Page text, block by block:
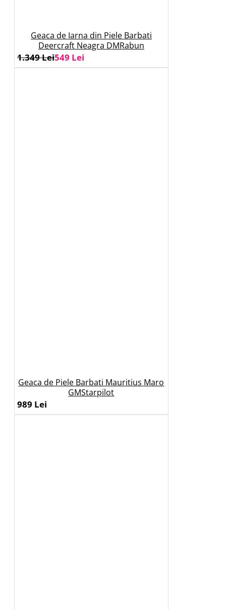
Geaca de Iarna din Piele Barbati
Deercraft Neagra DMRabun
549 Lei
1.349 Lei
Geaca de Piele Barbati Mauritius Maro
GMStarpilot
989 Lei